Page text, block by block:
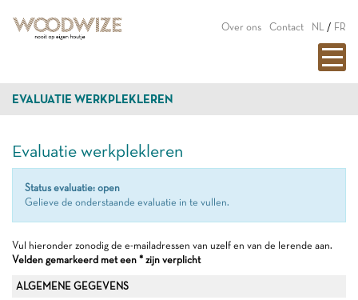
Over ons Contact NL / FR
EVALUATIE WERKPLEKLEREN
Evaluatie werkplekleren
Status evaluatie: open
Gelieve de onderstaande evaluatie in te vullen.
Vul hieronder zonodig de e-mailadressen van uzelf en van de lerende aan.
Velden gemarkeerd met een * zijn verplicht
ALGEMENE GEGEVENS